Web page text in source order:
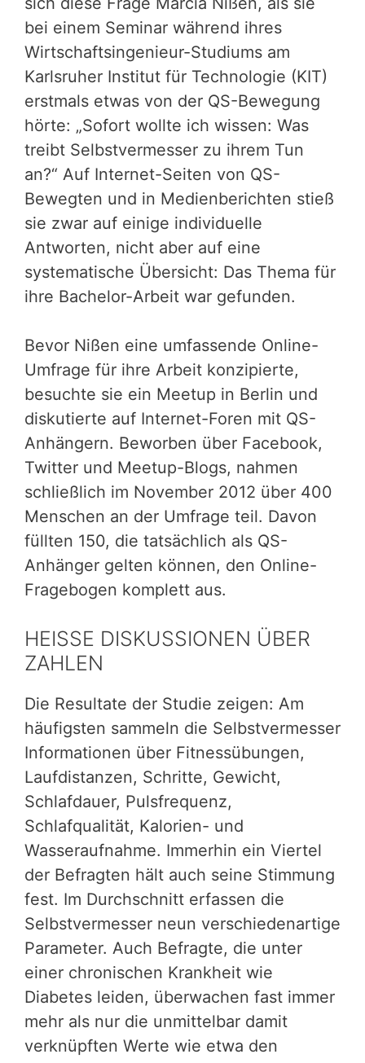
bei einem Seminar während ihres
Wirtschaftsingenieur-Studiums am
Karlsruher Institut für Technologie (KIT)
erstmals etwas von der QS-Bewegung
hörte: „Sofort wollte ich wissen: Was
treibt Selbstvermesser zu ihrem Tun
an?“ Auf Internet-Seiten von QS-
Bewegten und in Medienberichten stieß
sie zwar auf einige individuelle
Antworten, nicht aber auf eine
systematische Übersicht: Das Thema für
ihre Bachelor-Arbeit war gefunden.
Bevor Nißen eine umfassende Online-
Umfrage für ihre Arbeit konzipierte,
besuchte sie ein Meetup in Berlin und
diskutierte auf Internet-Foren mit QS-
Anhängern. Beworben über Facebook,
Twitter und Meetup-Blogs, nahmen
schließlich im November 2012 über 400
Menschen an der Umfrage teil. Davon
füllten 150, die tatsächlich als QS-
Anhänger gelten können, den Online-
Fragebogen komplett aus.
HEISSE DISKUSSIONEN ÜBER
ZAHLEN
Die Resultate der Studie zeigen: Am
häufigsten sammeln die Selbstvermesser
Informationen über Fitnessübungen,
Laufdistanzen, Schritte, Gewicht,
Schlafdauer, Pulsfrequenz,
Schlafqualität, Kalorien- und
Wasseraufnahme. Immerhin ein Viertel
der Befragten hält auch seine Stimmung
fest. Im Durchschnitt erfassen die
Selbstvermesser neun verschiedenartige
Parameter. Auch Befragte, die unter
einer chronischen Krankheit wie
Diabetes leiden, überwachen fast immer
mehr als nur die unmittelbar damit
verknüpften Werte wie etwa den